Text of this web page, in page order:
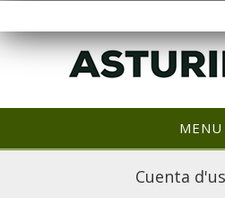
MENU
Cuenta